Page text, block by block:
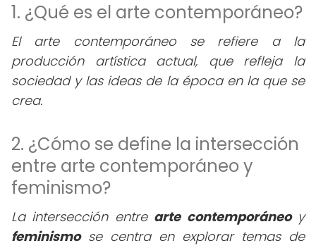
1. ¿Qué es el arte contemporáneo?
El arte contemporáneo se refiere a la
producción artística actual, que refleja la
sociedad y las ideas de la época en la que se
crea.
2. ¿Cómo se define la intersección
entre arte contemporáneo y
feminismo?
La intersección entre arte contemporáneoy
feminismose centra en explorar temas de